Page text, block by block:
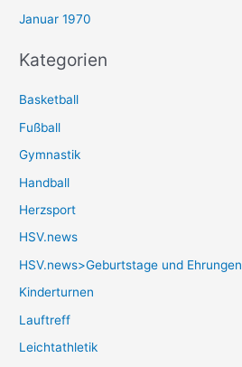
Januar 1970
Kategorien
Basketball
Fußball
Gymnastik
Handball
Herzsport
HSV.news
HSV.news>Geburtstage und Ehrungen
Kinderturnen
Lauftreff
Leichtathletik